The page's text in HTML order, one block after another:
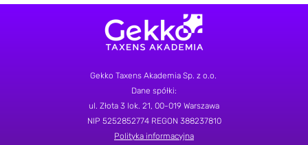
Gekko Taxens Akademia Sp. z o.o.
Dane spółki:
ul. Złota 3 lok. 21 , 00-019 Warszawa
NIP 5252852774 REGON 388237810
Polityka informacyjna